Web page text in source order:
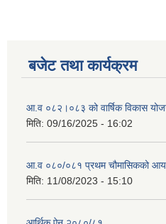
बजेट तथा कार्यक्रम
आ.व ०८२।०८३ को वार्षिक विकास
मिति: 09/16/2025 - 16:02
आ.व ०८०/०८१ प्रथम चौमासिकको आय
मिति: 11/08/2023 - 15:10